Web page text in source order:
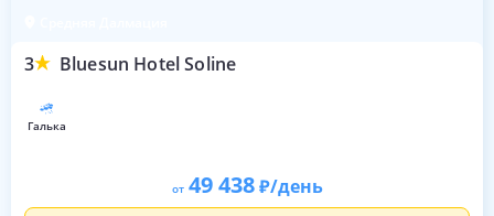
3 Bluesun Hotel Soline
галька
от 49 438 /день